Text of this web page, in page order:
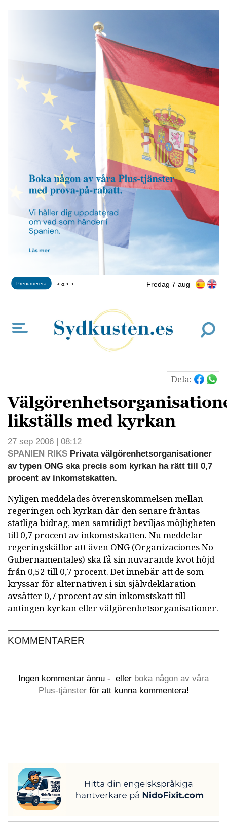
Fredag 7 aug
Prenumerera Logga in
Dela:
likställs med kyrkan
27 sep 2006 | 08:12
SPANIEN RIKS Privata välgörenhetsorganisationer
av typen ONG ska precis som kyrkan ha rätt till 0,7
procent av inkomstskatten.
Nyligen meddelades överenskommelsen mellan
regeringen och kyrkan där den senare fråntas
statliga bidrag, men samtidigt beviljas möjligheten
till 0,7 procent av inkomstskatten. Nu meddelar
regeringskällor att även ONG (Organizaciones No
Gubernamentales) ska få sin nuvarande kvot höjd
från 0,52 till 0,7 procent. Det innebär att de som
kryssar för alternativen i sin självdeklaration
avsätter 0,7 procent av sin inkomstskatt till
antingen kyrkan eller välgörenhetsorganisationer.
KOMMENTARER
Ingen kommentar ännu - eller boka någon av våra
Plus-tjänsterför att kunna kommentera!